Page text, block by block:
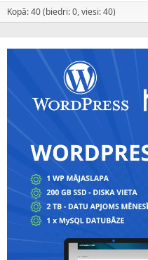
Kopā: 40 (biedri: 0, viesi: 40)